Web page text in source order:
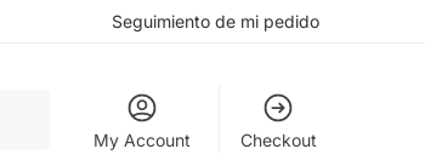
Seguimiento de mi pedido
My Account Checkout